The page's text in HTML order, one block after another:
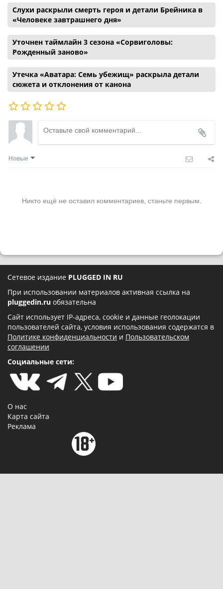
Слухи раскрыли смерть героя и детали Брейника в
«Человеке завтрашнего дня»
Уточнен таймлайн 3 сезона «Сорвиголовы:
Рожденный заново»
Утечка «Аватара: Семь убежищ» раскрыла детали
сюжета и отклонения от канона
Новые
Никто ещё не оставил комментариев, станьте первым.
Сетевое издание PLUGGED IN RU
При использовании материалов активная ссылка на
pluggedin.ru обязательна
Сайт использует IP-адреса, cookie и данные геолокации
пользователей сайта, условия использования содержатся в
Политике конфиденциальности и Пользовательском
соглашении
Социальные сети:
О нас
Карта сайта
Реклама